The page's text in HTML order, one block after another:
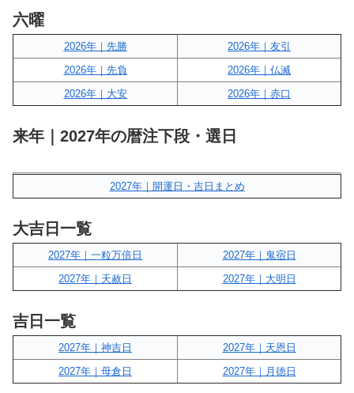
六曜
2026年｜先勝
2026年｜友引
2026年｜先負
2026年｜仏滅
2026年｜大安
2026年｜赤口
来年｜2027年の暦注下段・選日
2027年｜開運日・吉日まとめ
大吉日一覧
2027年｜一粒万倍日
2027年｜鬼宿日
2027年｜天赦日
2027年｜大明日
吉日一覧
2027年｜神吉日
2027年｜天恩日
2027年｜母倉日
2027年｜月徳日